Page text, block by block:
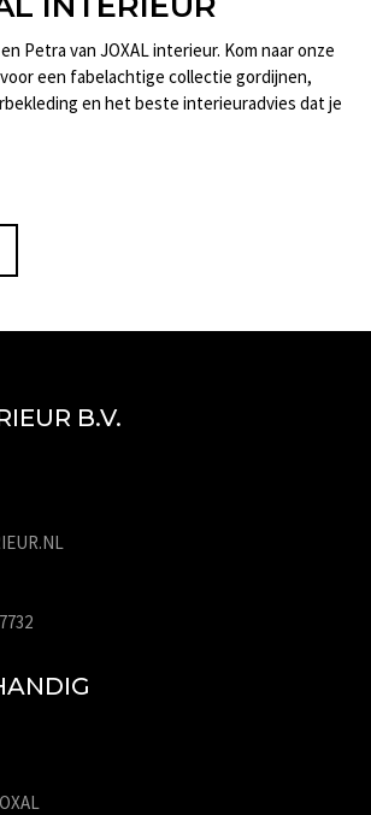
Petra van JOXAL interieur. Kom naar onze
een fabelachtige collectie gordijnen,
en het beste interieuradvies dat je
B.V.